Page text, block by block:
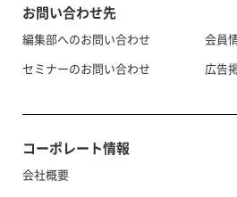
お問い合わせ先
編集部へのお問い合わせ
セミナーのお問い合わせ
会員
広告
コーポレート情報
会社概要